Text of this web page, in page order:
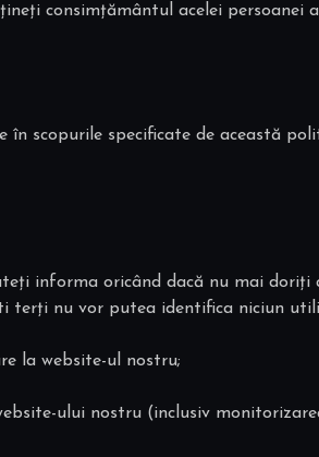
consimțământul acelei persoanei
scopurile specificate de această
informa oricând dacă nu mai doriți
nu vor putea identifica niciun
la website-ul nostru;
ului nostru (inclusiv